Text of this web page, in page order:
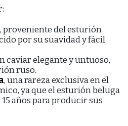
, proveniente del esturión
por su suavidad y fácil
caviar elegante y untuoso,
ruso.
, una rareza exclusiva en el
ya que el esturión beluga
años para producir sus